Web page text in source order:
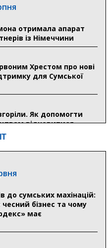
отримала апарат
із Німеччини
Хрестом про нові
для Сумської
Як допомогти
відновитися
0,2 млрд грн
підтримку
до сумських махінацій:
бізнес та чому
має